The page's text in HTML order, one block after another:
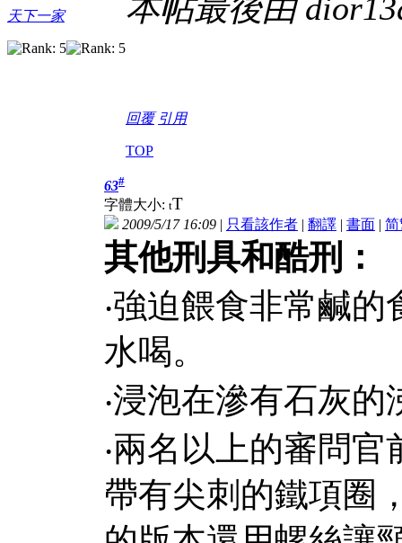
天下一家 本帖最後由
回覆 引用
TOP
63#
字體大小: tT
2009/5/17 16:09 | 只看該作者 | 翻譯 | 書面 | 简
其他刑具和酷刑：
‧強迫餵食非常鹹的
水喝。
‧浸泡在滲有石灰的
‧兩名以上的審問官
帶有尖刺的鐵項圈